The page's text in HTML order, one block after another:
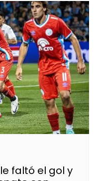
faltó el gol y